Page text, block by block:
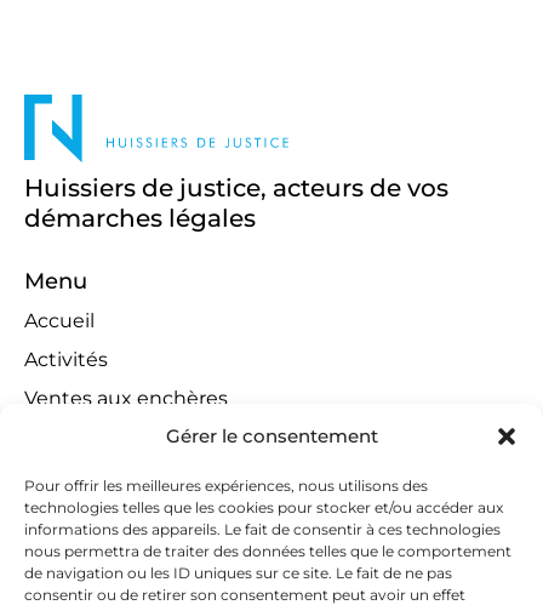
Gérer le consentement
Pour offrir les meilleures expériences, nous utilisons des
technologies telles que les cookies pour stocker et/ou accéder aux
informations des appareils. Le fait de consentir à ces technologies
nous permettra de traiter des données telles que le comportement
de navigation ou les ID uniques sur ce site. Le fait de ne pas
consentir ou de retirer son consentement peut avoir un effet
Huissiers de justice, acteurs de vos
démarches légales
Menu
Accueil
Activités
Ventes aux enchères
Compétences territoriales
Jeux concours
Liens
Contact
Contactez-nous